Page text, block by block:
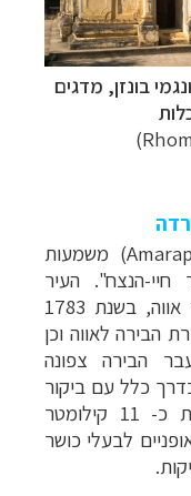
בונזן, מדגים
)
משמעות
הנצח". העיר
כבירה חדשה, בסמוך לעיר אווה, בשנת 1783
1857 עד למעבר הבירה צפונה
כלל עם ביקור
נמצאת כ- 11 קילומטר
לבעלי כושר